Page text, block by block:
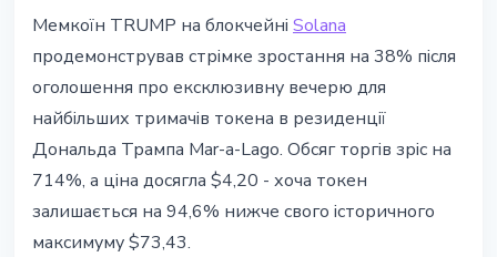
Мемкоїн TRUMP злетів на 38%
після запрошення на вечерю в
Mar-a-Lago
15 березня 2026 р. 2 хв читання
Наталія Дорофєєва
Мемкоїн TRUMP на блокчейні Solana
продемонстрував стрімке зростання на 38% після
оголошення про ексклюзивну вечерю для
найбільших тримачів токена в резиденції
Дональда Трампа Mar-a-Lago. Обсяг торгів зріс на
714%, а ціна досягла $4,20 - хоча токен
залишається на 94,6% нижче свого історичного
максимуму $73,43.